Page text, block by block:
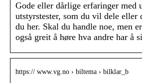
Gode eller dårlige erfaringer med
utstyrstester, som du vil dele eller
du her. Skal du handle noe, men
også greit å høre hva andre har å
https:// www.vg.no › biltema › bilklar_b